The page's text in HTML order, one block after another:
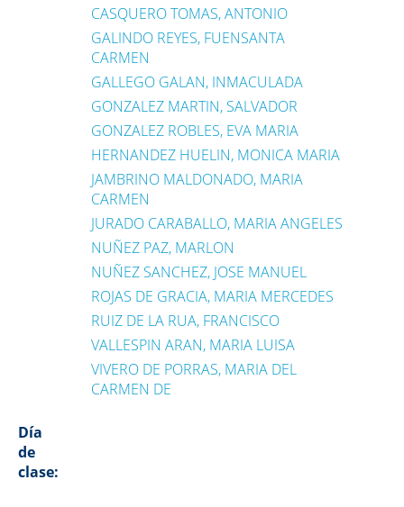
CASQUERO TOMAS, ANTONIO
GALINDO REYES, FUENSANTA
CARMEN
GALLEGO GALAN, INMACULADA
GONZALEZ MARTIN, SALVADOR
GONZALEZ ROBLES, EVA MARIA
HERNANDEZ HUELIN, MONICA MARIA
JAMBRINO MALDONADO, MARIA
CARMEN
JURADO CARABALLO, MARIA ANGELES
NUÑEZ PAZ, MARLON
NUÑEZ SANCHEZ, JOSE MANUEL
ROJAS DE GRACIA, MARIA MERCEDES
RUIZ DE LA RUA, FRANCISCO
VALLESPIN ARAN, MARIA LUISA
VIVERO DE PORRAS, MARIA DEL
CARMEN DE
Día
de
clase: